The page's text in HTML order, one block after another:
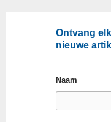
Ontvang
nieuwe
Naam